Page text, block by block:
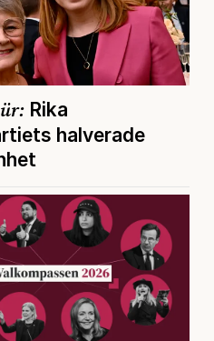
Rika
halverade